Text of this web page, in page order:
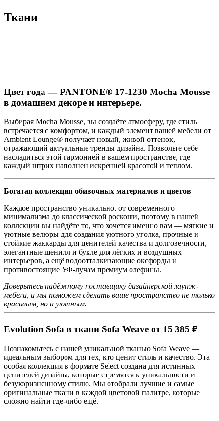
Ткани
Цвет года — PANTONE® 17-1230 Mocha Mousse
в домашнем декоре и интерьере.
Выбирая Mocha Mousse, вы создаёте атмосферу, где стиль
встречается с комфортом, и каждый элемент вашей мебели от
Ambient Lounge® получает новый, живой оттенок,
отражающий актуальные тренды дизайна. Позвольте себе
насладиться этой гармонией в вашем пространстве, где
каждый штрих наполнен искренней красотой и теплом.
Богатая коллекция обивочных материалов и цветов
Каждое пространство уникально, от современного
минимализма до классической роскоши, поэтому в нашей
коллекции вы найдёте то, что хочется именно вам — мягкие и
уютные велюры для создания уютного уголка, прочные и
стойкие жаккарды для ценителей качества и долговечности,
элегантные шенилл и букле для лёгких и воздушных
интерьеров, а ещё водоотталкивающие оксфорды и
противостоящие УФ-лучам премиум олефины.
Доверьтесь надёжному поставщику дизайнерской лаунж-
мебели, и мы поможем сделать ваше пространство не только
красивым, но и уютным.
Evolution Sofa в ткани Sofa Weave от 15 385 ₽
Познакомьтесь с нашей уникальной тканью Sofa Weave —
идеальным выбором для тех, кто ценит стиль и качество. Эта
особая коллекция в формате Select создана для истинных
ценителей дизайна, которые стремятся к уникальности и
безукоризненному стилю. Мы отобрали лучшие и самые
оригинальные ткани в каждой цветовой палитре, которые
сложно найти где-либо ещё.